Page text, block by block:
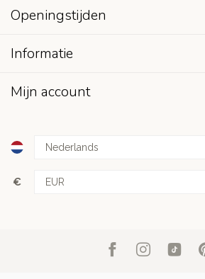
Openingstijden
Informatie
Mijn account
€